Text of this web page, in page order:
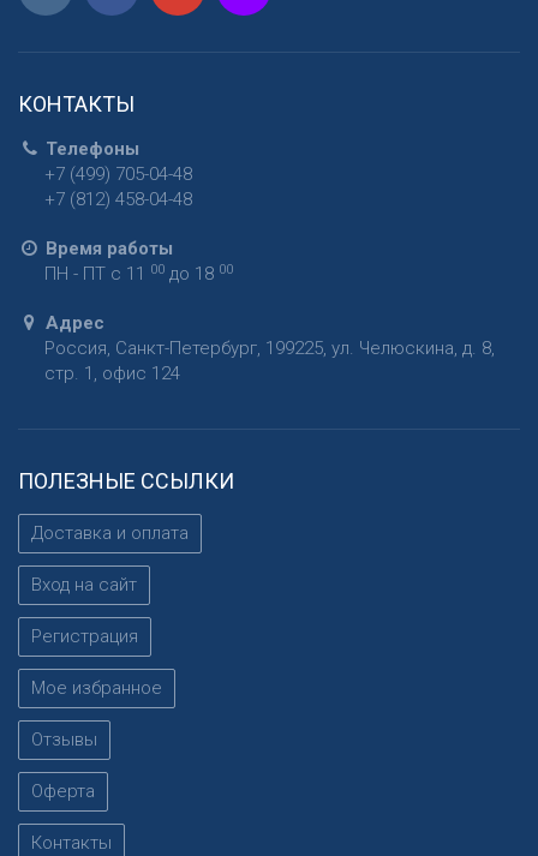
КОНТАКТЫ
Телефоны
+7 (499) 705-04-48
+7 (812) 458-04-48
Время работы
ПН - ПТ с 11
00 до 18 00
Адрес
Россия, Санкт-Петербург, 199225, ул. Челюскина, д. 8,
стр. 1, офис 124
ПОЛЕЗНЫЕ ССЫЛКИ
Доставка и оплата
Вход на сайт
Регистрация
Мое избранное
Отзывы
Оферта
Контакты